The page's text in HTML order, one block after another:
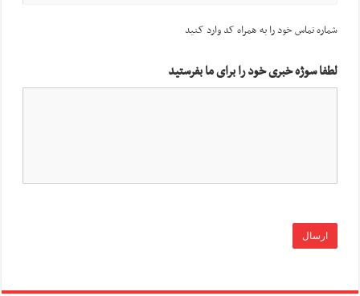
شماره تماس خود را به همراه کد وارد کنید
لطفا سوژه خبری خود را برای ما بفرستید